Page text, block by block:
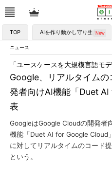
TOP AIを作り動かし守り生かす
ニュース
Google、リアルタイム
発者向けAI機能「Duet
表
「ユースケースを大規模言語モ
GoogleはGoogle Cloudの開発者
機能「Duet AI for Google Cloud
に対してリアルタイムのコード
という。